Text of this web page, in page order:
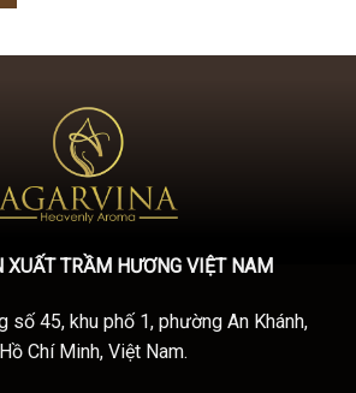
XUẤT TRẦM HƯƠNG VIỆT NAM
số 45, khu phố 1, phường An Khánh,
Chí Minh, Việt Nam.